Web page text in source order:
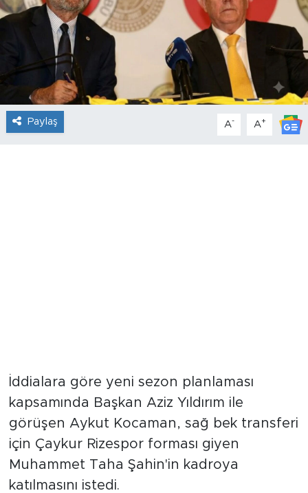
Paylaş A- A+
İddialara göre yeni sezon planlaması
kapsamında Başkan Aziz Yıldırım ile
görüşen Aykut Kocaman, sağ bek transferi
için Çaykur Rizespor forması giyen
Muhammet Taha Şahin'in kadroya
katılmasını istedi.